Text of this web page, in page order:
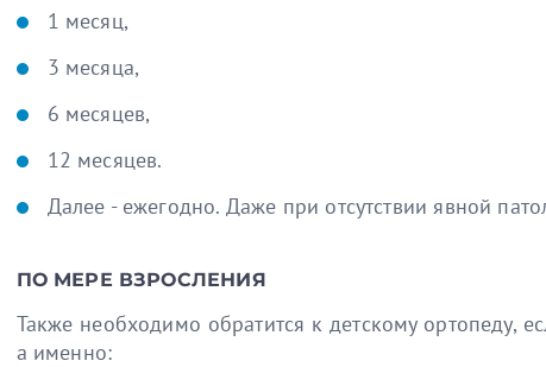
1 месяц,
3 месяца,
6 месяцев,
12 месяцев.
Далее - ежегодно. Даже при отсутствии явной
ПО МЕРЕ ВЗРОСЛЕНИЯ
Также необходимо обратится к детскому ортопеду,
а именно: